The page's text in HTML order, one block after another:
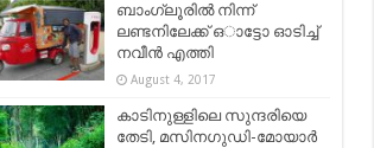
ബാംഗ്ലൂരില്‍ നിന്ന്
ലണ്ടനിലേക്ക് ഒാട്ടോ ഓടിച്ച്
നവീന്‍ എത്തി
August 4, 2017
കാടിനുള്ളിലെ സുന്ദരിയെ
തേടി, മസിനഗുഡി-മോയാര്‍